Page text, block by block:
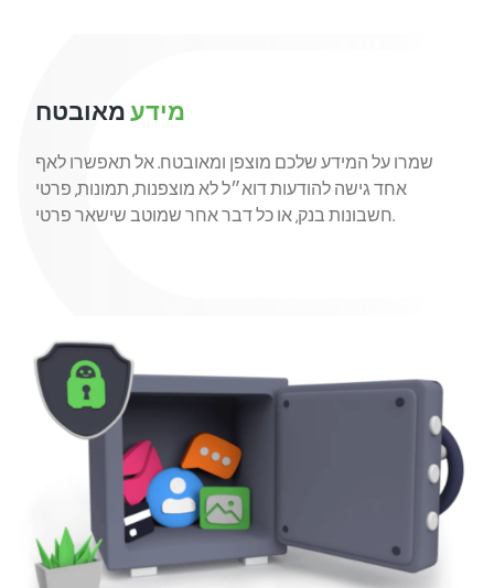
מידעמאובטח
שמרו על המידע שלכם מוצפן ומאובטח. אל תאפשרו לאף
אחד גישה להודעות דוא״ל לא מוצפנות, תמונות, פרטי
חשבונות בנק, או כל דבר אחר שמוטב שישאר פרטי.